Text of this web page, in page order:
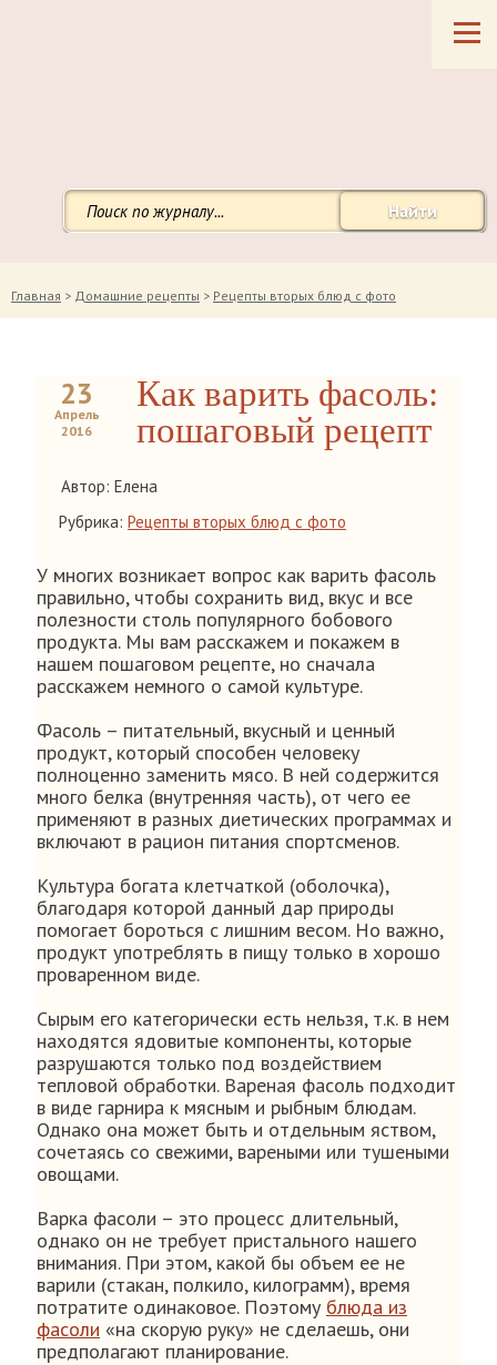
Найти
Главная > Домашние рецепты > Рецепты вторых блюд с фото
23
Апрель
2016
Как варить фасоль:
пошаговый рецепт
Автор: Елена
Рубрика: Рецепты вторых блюд с фото
У многих возникает вопрос как варить фасоль
правильно, чтобы сохранить вид, вкус и все
полезности столь популярного бобового
продукта. Мы вам расскажем и покажем в
нашем пошаговом рецепте, но сначала
расскажем немного о самой культуре.
Фасоль – питательный, вкусный и ценный
продукт, который способен человеку
полноценно заменить мясо. В ней содержится
много белка (внутренняя часть), от чего ее
применяют в разных диетических программах и
включают в рацион питания спортсменов.
Культура богата клетчаткой (оболочка),
благодаря которой данный дар природы
помогает бороться с лишним весом. Но важно,
продукт употреблять в пищу только в хорошо
проваренном виде.
Сырым его категорически есть нельзя, т.к. в нем
находятся ядовитые компоненты, которые
разрушаются только под воздействием
тепловой обработки. Вареная фасоль подходит
в виде гарнира к мясным и рыбным блюдам.
Однако она может быть и отдельным яством,
сочетаясь со свежими, вареными или тушеными
овощами.
Варка фасоли – это процесс длительный,
однако он не требует пристального нашего
внимания. При этом, какой бы объем ее не
варили (стакан, полкило, килограмм), время
потратите одинаковое. Поэтому блюда из
фасоли «на скорую руку» не сделаешь, они
предполагают планирование.